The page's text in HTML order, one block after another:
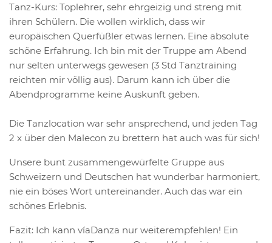
Tanz-Kurs: Toplehrer, sehr ehrgeizig und streng mit
ihren Schülern. Die wollen wirklich, dass wir
europäischen Querfüßler etwas lernen. Eine absolute
schöne Erfahrung. Ich bin mit der Truppe am Abend
nur selten unterwegs gewesen (3 Std Tanztraining
reichten mir völlig aus). Darum kann ich über die
Abendprogramme keine Auskunft geben.
Die Tanzlocation war sehr ansprechend, und jeden Tag
2 x über den Malecon zu brettern hat auch was für sich!
Unsere bunt zusammengewürfelte Gruppe aus
Schweizern und Deutschen hat wunderbar harmoniert,
nie ein böses Wort untereinander. Auch das war ein
schönes Erlebnis.
Fazit: Ich kann víaDanza nur weiterempfehlen! Ein